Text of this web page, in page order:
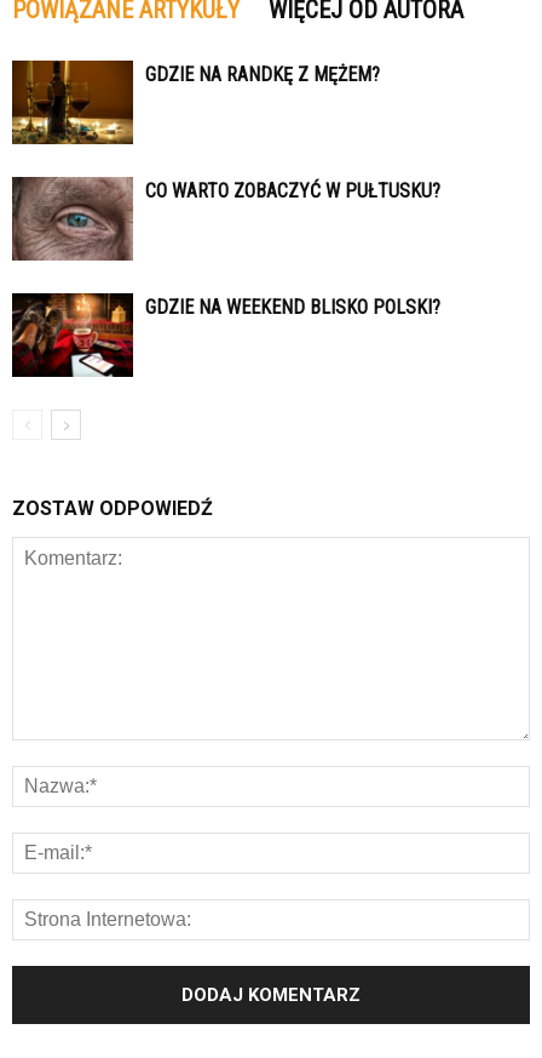
POWIĄZANE ARTYKUŁY WIĘCEJ OD AUTORA
GDZIE NA RANDKĘ Z MĘŻEM?
CO WARTO ZOBACZYĆ W PUŁTUSKU?
GDZIE NA WEEKEND BLISKO POLSKI?
ZOSTAW ODPOWIEDŹ